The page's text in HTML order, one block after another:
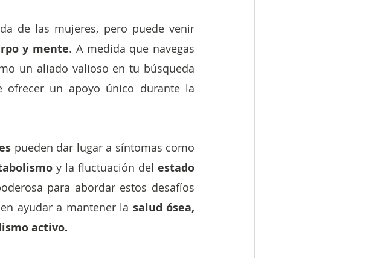
de las mujeres, pero puede venir
y mente. A medida que navegas
un aliado valioso en tu búsqueda
pueden dar lugar a síntomas como
y la fluctuación del estado
para abordar estos desafíos
ayudar a mantener la salud ósea,
activo.